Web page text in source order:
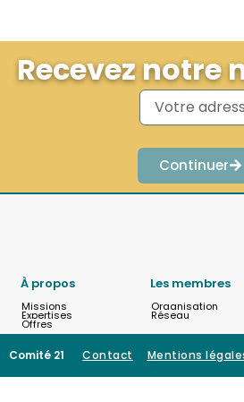
Recevez notre
Continuer
À propos
Missions
Expertises
Offres
Les membres
Organisation
Réseau
Comité 21 Contact Mentions